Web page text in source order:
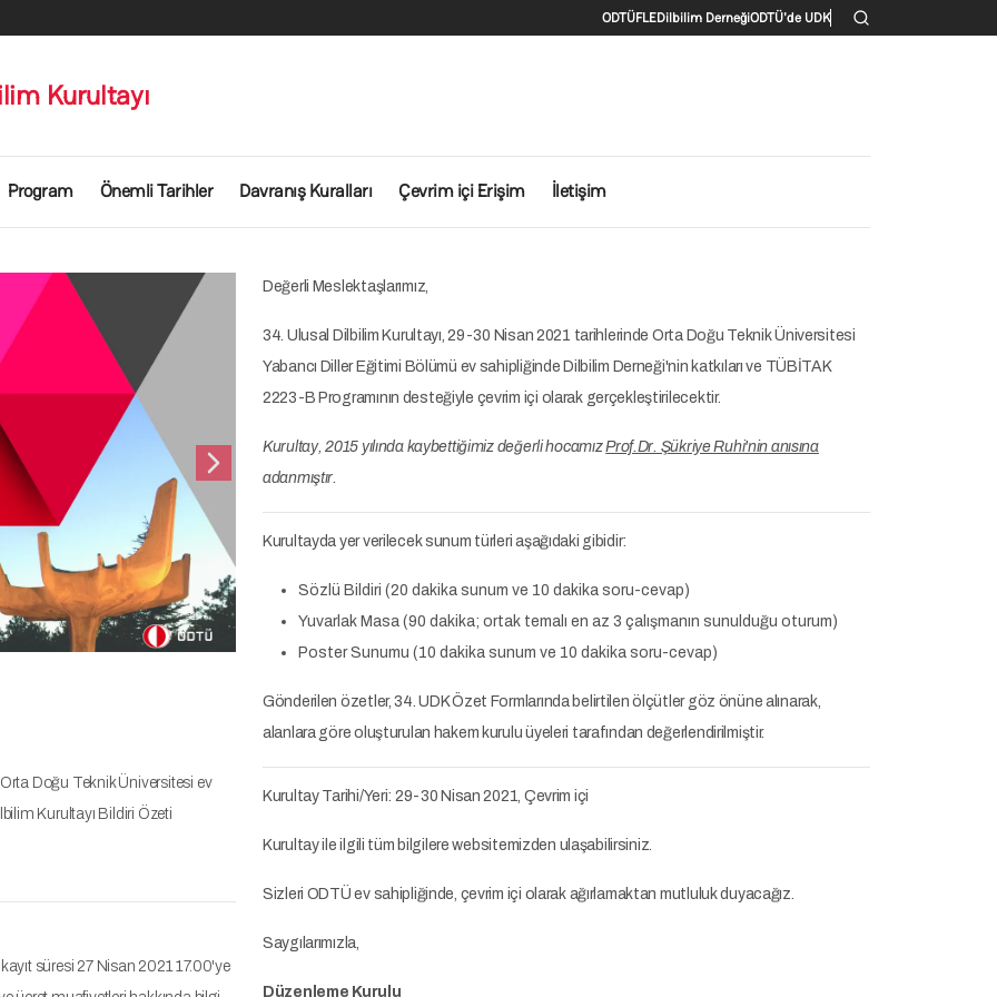
İkincil menü
ODTÜFLEDilbilim DerneğiODTÜ'de UDK
Kurultayı
Program Önemli Tarihler Davranış Kuralları Çevrim içi Erişim İletişim
Sonraki
Doğu Teknik Üniversitesi ev
Kurultayı Bildiri Özeti
süresi 27 Nisan 2021 17.00'ye
Değerli Meslektaşlarımız,
34. Ulusal Dilbilim Kurultayı, 29-30 Nisan 2021 tarihlerinde Orta Doğu Teknik Üniversitesi
Yabancı Diller Eğitimi Bölümü ev sahipliğinde Dilbilim Derneği'nin katkıları ve TÜBİTAK
2223-B Programının desteğiyle çevrim içi olarak gerçekleştirilecektir.
Kurultay, 2015 yılında kaybettiğimiz değerli hocamızProf.Dr. Şükriye Ruhi'nin anısına
adanmıştır.
Kurultayda yer verilecek sunum türleri aşağıdaki gibidir:
Sözlü Bildiri (20 dakika sunum ve 10 dakika soru-cevap)
Yuvarlak Masa (90 dakika; ortak temalı en az 3 çalışmanın sunulduğu oturum)
Poster Sunumu (10 dakika sunum ve 10 dakika soru-cevap)
Gönderilen özetler, 34. UDK Özet Formlarında belirtilen ölçütler göz önüne alınarak,
alanlara göre oluşturulan hakem kurulu üyeleri tarafından değerlendirilmiştir.
Kurultay Tarihi/Yeri: 29-30 Nisan 2021, Çevrim içi
Kurultay ile ilgili tüm bilgilere websitemizden ulaşabilirsiniz.
Sizleri ODTÜ ev sahipliğinde, çevrim içi olarak ağırlamaktan mutluluk duyacağız.
Saygılarımızla,
Düzenleme Kurulu